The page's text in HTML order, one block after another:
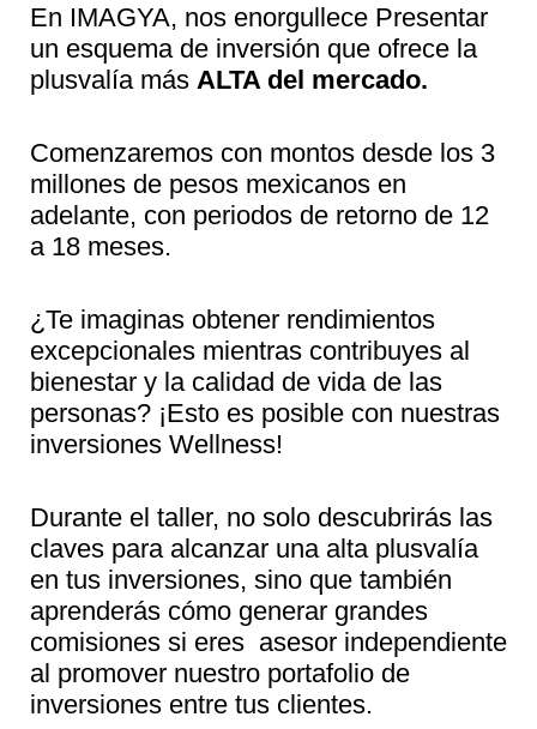
En IMAGYA, nos enorgullece Presentar
un esquema de inversión que ofrece la
plusvalía más ALTA del mercado.
Comenzaremos con montos desde los 3
millones de pesos mexicanos en
adelante, con periodos de retorno de 12
a 18 meses.
¿Te imaginas obtener rendimientos
excepcionales mientras contribuyes al
bienestar y la calidad de vida de las
personas? ¡Esto es posible con nuestras
inversiones Wellness!
Durante el taller, no solo descubrirás las
claves para alcanzar una alta plusvalía
en tus inversiones, sino que también
aprenderás cómo generar grandes
comisiones si eres asesor independiente
al promover nuestro portafolio de
inversiones entre tus clientes.